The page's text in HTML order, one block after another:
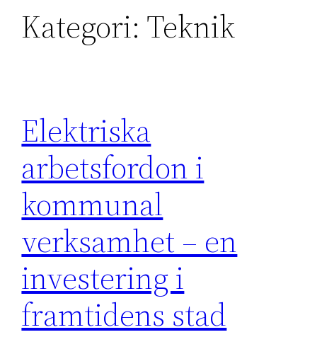
Kategori: Teknik
Elektriska
arbetsfordon i
kommunal
verksamhet – en
investering i
framtidens stad